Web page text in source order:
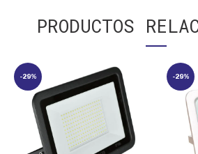
PRODUCTOS
-29% -29%